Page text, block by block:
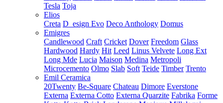
Tesla Toja
Elios
Creta D_esign Evo Deco Anthology Domus
Emigres
Candlewood Craft Cricket Dover Freedom Glass
Hardwood Hardy Hit Leed Linus Velvete Long Ext
Long Mde Lucia Maison Medina Metropoli
Microcemento Olmo Slab Soft Teide Timber Trento
Emil Ceramica
20Twenty Be-Square Chateau Dimore Everstone
Externa Externa Cotto Externa Quarzite Fabrika Forme